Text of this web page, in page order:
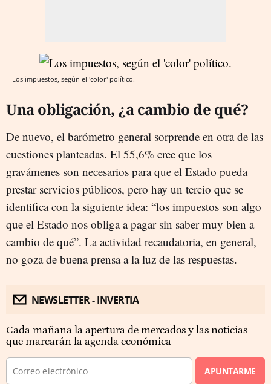
Los impuestos, según el 'color' político.
Una obligación, ¿a cambio de qué?
De nuevo, el barómetro general sorprende en otra de las
cuestiones planteadas. El 55,6% cree que los
gravámenes son necesarios para que el Estado pueda
prestar servicios públicos, pero hay un tercio que se
identifica con la siguiente idea: “los impuestos son algo
que el Estado nos obliga a pagar sin saber muy bien a
cambio de qué”. La actividad recaudatoria, en general,
no goza de buena prensa a la luz de las respuestas.
NEWSLETTER - INVERTIA
Cada mañana la apertura de mercados y las noticias
que marcarán la agenda económica
APUNTARME